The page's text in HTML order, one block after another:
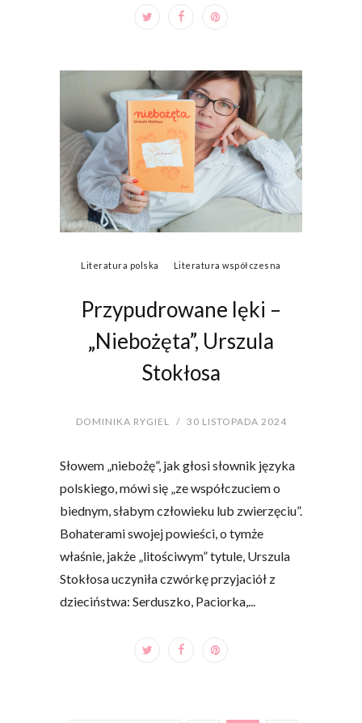
Literatura polska Literatura współczesna
Przypudrowane lęki –
„Niebożęta”, Urszula
Stokłosa
DOMINIKA RYGIEL / 30 LISTOPADA 2024
Słowem „niebożę”, jak głosi słownik języka
polskiego, mówi się „ze współczuciem o
biednym, słabym człowieku lub zwierzęciu”.
Bohaterami swojej powieści, o tymże
właśnie, jakże „litościwym” tytule, Urszula
Stokłosa uczyniła czwórkę przyjaciół z
dzieciństwa: Serduszko, Paciorka,...